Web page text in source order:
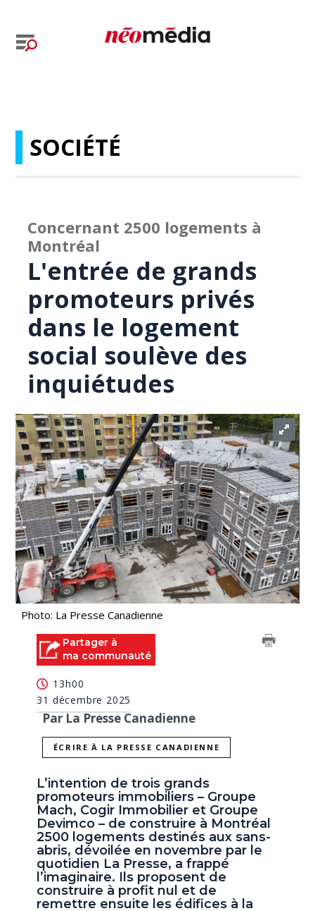
SOCIÉTÉ
Concernant 2500 logements à
Montréal
L'entrée de grands
promoteurs privés
dans le logement
social soulève des
inquiétudes
Photo: La Presse Canadienne
Partager à
ma communauté
13h00
31 décembre 2025
Par La Presse Canadienne
ÉCRIRE À LA PRESSE CANADIENNE
L’intention de trois grands
promoteurs immobiliers – Groupe
Mach, Cogir Immobilier et Groupe
Devimco – de construire à Montréal
2500 logements destinés aux sans-
abris, dévoilée en novembre par le
quotidien La Presse, a frappé
l’imaginaire. Ils proposent de
construire à profit nul et de
remettre ensuite les édifices à la